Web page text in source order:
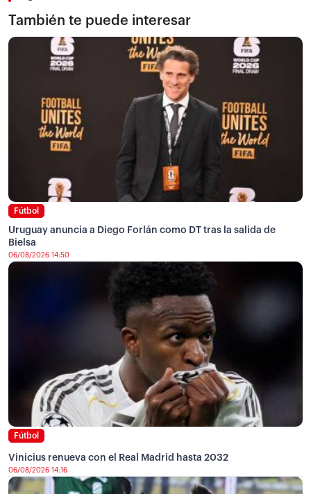
También te puede interesar
Fútbol
Uruguay anuncia a Diego Forlán como DT tras la salida de
Bielsa
06/08/2026 14:50
Fútbol
Vinicius renueva con el Real Madrid hasta 2032
06/08/2026 14:16